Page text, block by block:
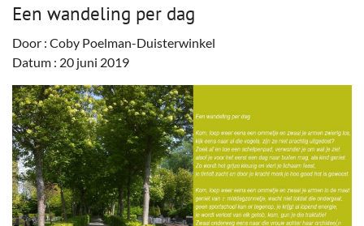
Welzijn & Maatschappij
Prikbord & Aanbiedingen
Plaats bericht
Een wandeling per dag
Door : Coby Poelman-Duisterwinkel
Datum : 20 juni 2019